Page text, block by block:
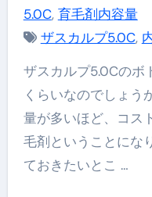
5.0C, 育毛剤内容量
ザスカルプ5.0C,
ザスカルプ5.0Cのボトル1本あたりの内容量はどれ
くらいなのでしょう
量が多いほど、コス
毛剤ということにな
ておきたいとこ …